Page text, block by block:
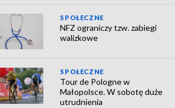
SPOŁECZNE
NFZ ograniczy tzw. zabiegi
walizkowe
SPOŁECZNE
Tour de Pologne w
Małopolsce. W sobotę duże
utrudnienia